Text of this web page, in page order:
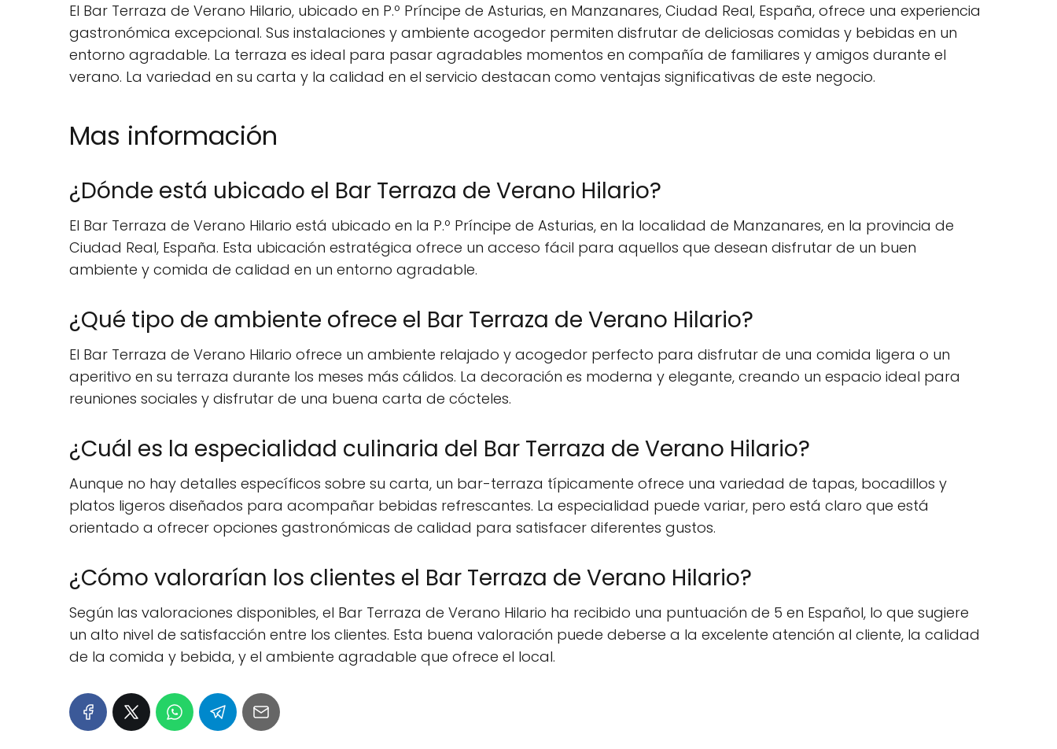
El Bar Terraza de Verano Hilario, ubicado en P.º Príncipe de Asturias, en Manzanares, Ciudad Real, España, ofrece una experiencia
gastronómica excepcional. Sus instalaciones y ambiente acogedor permiten disfrutar de deliciosas comidas y bebidas en un
entorno agradable. La terraza es ideal para pasar agradables momentos en compañía de familiares y amigos durante el
verano. La variedad en su carta y la calidad en el servicio destacan como ventajas significativas de este negocio.
Mas información
¿Dónde está ubicado el Bar Terraza de Verano Hilario?
El Bar Terraza de Verano Hilario está ubicado en la P.º Príncipe de Asturias, en la localidad de Manzanares, en la provincia de
Ciudad Real, España. Esta ubicación estratégica ofrece un acceso fácil para aquellos que desean disfrutar de un buen
ambiente y comida de calidad en un entorno agradable.
¿Qué tipo de ambiente ofrece el Bar Terraza de Verano Hilario?
El Bar Terraza de Verano Hilario ofrece un ambiente relajado y acogedor perfecto para disfrutar de una comida ligera o un
aperitivo en su terraza durante los meses más cálidos. La decoración es moderna y elegante, creando un espacio ideal para
reuniones sociales y disfrutar de una buena carta de cócteles.
¿Cuál es la especialidad culinaria del Bar Terraza de Verano Hilario?
Aunque no hay detalles específicos sobre su carta, un bar-terraza típicamente ofrece una variedad de tapas, bocadillos y
platos ligeros diseñados para acompañar bebidas refrescantes. La especialidad puede variar, pero está claro que está
orientado a ofrecer opciones gastronómicas de calidad para satisfacer diferentes gustos.
¿Cómo valorarían los clientes el Bar Terraza de Verano Hilario?
Según las valoraciones disponibles, el Bar Terraza de Verano Hilario ha recibido una puntuación de 5 en Español, lo que sugiere
un alto nivel de satisfacción entre los clientes. Esta buena valoración puede deberse a la excelente atención al cliente, la calidad
de la comida y bebida, y el ambiente agradable que ofrece el local.